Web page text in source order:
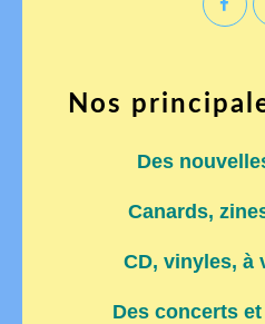
Nos
Des
Canards,
CD, vinyles, à
Des concerts